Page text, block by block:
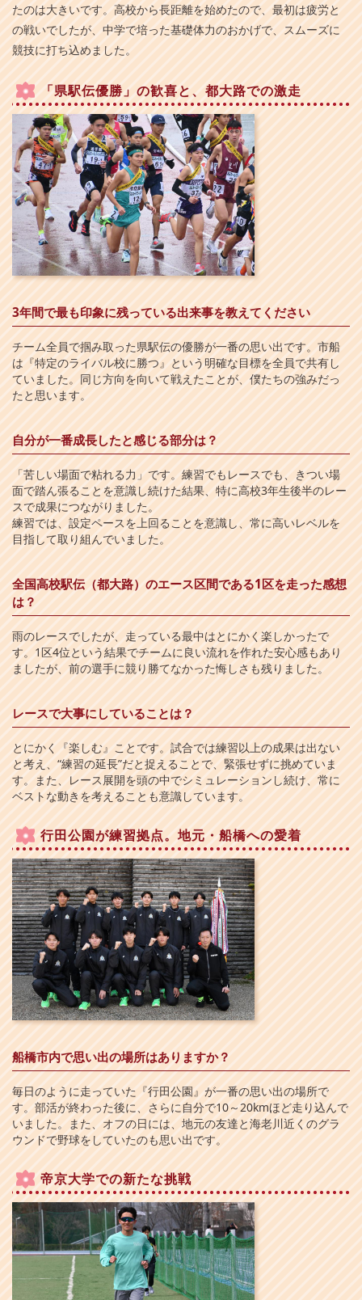
たのは大きいです。高校から長距離を始めたので、最初は疲労と
の戦いでしたが、中学で培った基礎体力のおかげで、スムーズに
競技に打ち込めました。
「県駅伝優勝」の歓喜と、都大路での激走
3年間で最も印象に残っている出来事を教えてください
チーム全員で掴み取った県駅伝の優勝が一番の思い出です。市船
は『特定のライバル校に勝つ』という明確な目標を全員で共有し
ていました。同じ方向を向いて戦えたことが、僕たちの強みだっ
たと思います。
自分が一番成長したと感じる部分は？
「苦しい場面で粘れる力」です。練習でもレースでも、きつい場
面で踏ん張ることを意識し続けた結果、特に高校3年生後半のレー
スで成果につながりました。
練習では、設定ペースを上回ることを意識し、常に高いレベルを
目指して取り組んでいました。
全国高校駅伝（都大路）のエース区間である1区を走った感想
は？
雨のレースでしたが、走っている最中はとにかく楽しかったで
す。1区4位という結果でチームに良い流れを作れた安心感もあり
ましたが、前の選手に競り勝てなかった悔しさも残りました。
レースで大事にしていることは？
とにかく『楽しむ』ことです。試合では練習以上の成果は出ない
と考え、“練習の延長”だと捉えることで、緊張せずに挑めていま
す。また、レース展開を頭の中でシミュレーションし続け、常に
ベストな動きを考えることも意識しています。
行田公園が練習拠点。地元・船橋への愛着
船橋市内で思い出の場所はありますか？
毎日のように走っていた『行田公園』が一番の思い出の場所で
す。部活が終わった後に、さらに自分で10～20kmほど走り込んで
いました。また、オフの日には、地元の友達と海老川近くのグラ
ウンドで野球をしていたのも思い出です。
帝京大学での新たな挑戦